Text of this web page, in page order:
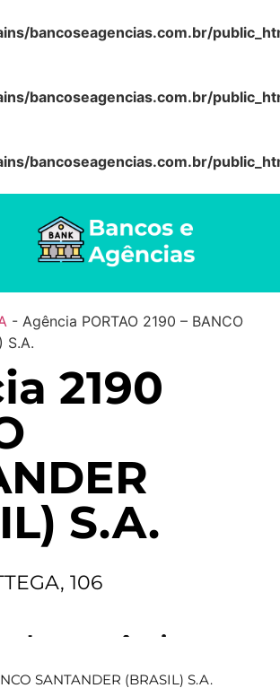
bancoseagencias.com.br/
bancoseagencias.com.br/
bancoseagencias.com.br/
- Agência PORTAO 2190 – BANCO
S.A.
2190
S.A.
106
a agência
SANTANDER (BRASIL) S.A.